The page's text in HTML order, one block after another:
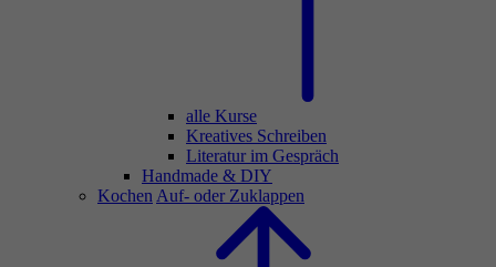
alle Kurse
Kreatives Schreiben
Literatur im Gespräch
Handmade & DIY
Kochen Auf- oder Zuklappen